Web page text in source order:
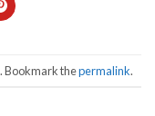
. Bookmark thepermalink.